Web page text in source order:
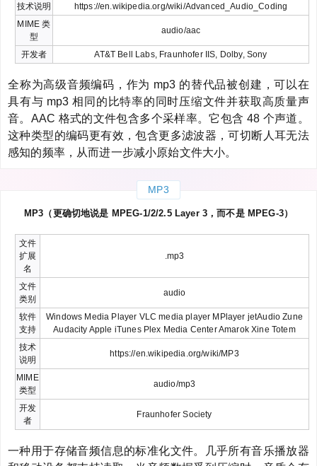
技术说明
https://en.wikipedia.org/wiki/Advanced_Audio_Coding
MIME 类
型
audio/aac
开发者 AT&T Bell Labs, Fraunhofer IIS, Dolby, Sony
全称为高级音频编码，作为 mp3 的替代品被创建，可以在
具有与 mp3 相同的比特率的同时压缩文件并获取高质量声
音。AAC 格式的文件包含多个采样率。它包含 48 个声道。
这种类型的编码更有效，包含更多滤波器，可切断人耳无法
感知的频率，从而进一步减小原始文件大小。
MP3
MP3（更确切地说是 MPEG-1/2/2.5 Layer 3，而不是 MPEG-3）
文件
扩展
名
.mp3
文件
类别
audio
软件
支持
Windows Media Player VLC media player MPlayer jetAudio Zune
Audacity Apple iTunes Plex Media Center Amarok Xine Totem
技术
说明
https://en.wikipedia.org/wiki/MP3
MIME
类型
audio/mp3
开发
者
Fraunhofer Society
一种用于存储音频信息的标准化文件。几乎所有音乐播放器